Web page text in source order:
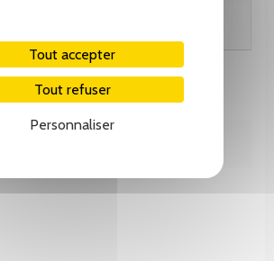
Tout accepter
Tout refuser
Personnaliser